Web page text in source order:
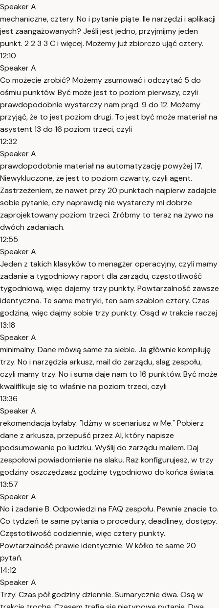
Speaker A
mechaniczne, cztery. No i pytanie piąte. Ile narzędzi i aplikacji
jest zaangażowanych? Jeśli jest jedno, przyjmijmy jeden
punkt. 2 2 3 3 C i więcej. Możemy już zbiorczo ująć cztery.
12:10
Speaker A
Co możecie zrobić? Możemy zsumować i odczytać 5 do
ośmiu punktów. Być może jest to poziom pierwszy, czyli
prawdopodobnie wystarczy nam prąd. 9 do 12. Możemy
przyjąć, że to jest poziom drugi. To jest być może materiał na
asystent 13 do 16 poziom trzeci, czyli
12:32
Speaker A
prawdopodobnie materiał na automatyzację powyżej 17.
Niewykluczone, że jest to poziom czwarty, czyli agent.
Zastrzeżeniem, że nawet przy 20 punktach najpierw zadajcie
sobie pytanie, czy naprawdę nie wystarczy mi dobrze
zaprojektowany poziom trzeci. Zróbmy to teraz na żywo na
dwóch zadaniach.
12:55
Speaker A
Jeden z takich klasyków to menagżer operacyjny, czyli mamy
zadanie a tygodniowy raport dla zarządu, częstotliwość
tygodniową, więc dajemy trzy punkty. Powtarzalność zawsze
identyczna. Te same metryki, ten sam szablon cztery. Czas
godzina, więc dajmy sobie trzy punkty. Osąd w trakcie raczej
13:18
Speaker A
minimalny. Dane mówią same za siebie. Ja głównie kompiluję
trzy. No i narzędzia arkusz, mail do zarządu, slag zespołu,
czyli mamy trzy. No i suma daje nam to 16 punktów. Być może
kwalifikuje się to właśnie na poziom trzeci, czyli
13:36
Speaker A
rekomendacja byłaby: "Idźmy w scenariusz w Me." Pobierz
dane z arkusza, przepuść przez AI, który napisze
podsumowanie po ludzku. Wyślij do zarządu mailem. Daj
zespołowi powiadomienie na slaku. Raz konfigurujesz, w trzy
godziny oszczędzasz godzinę tygodniowo do końca świata.
13:57
Speaker A
No i zadanie B. Odpowiedzi na FAQ zespołu. Pewnie znacie to.
Co tydzień te same pytania o procedury, deadliney, dostępy.
Częstotliwość codziennie, więc cztery punkty.
Powtarzalność prawie identycznie. W kółko te same 20
pytań.
14:12
Speaker A
Trzy. Czas pół godziny dziennie. Sumarycznie dwa. Osą w